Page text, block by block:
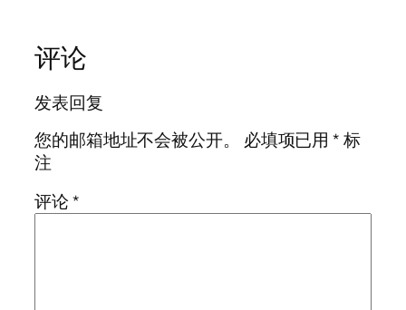
评论
发表回复
您的邮箱地址不会被公开。
必填项已用*标
注
评论*